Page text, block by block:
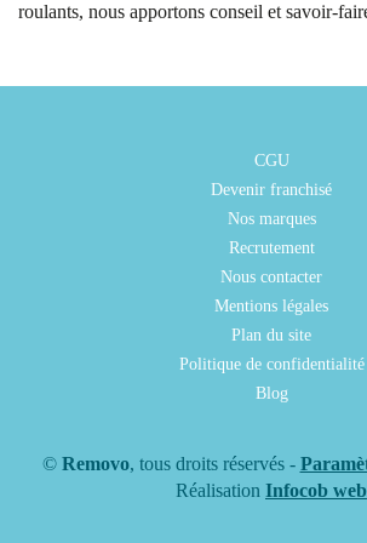
roulants, nous apportons conseil et savoir-
CGU
Devenir franchisé
Nos marques
Recrutement
Nous contacter
Mentions légales
Plan du site
Politique de confidentialité
Blog
© Removo, tous droits réservés -
Réalisation Infocob web